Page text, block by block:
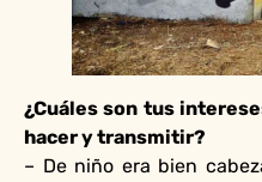
¿Cuáles son tus
hacer y transmitir?
– De niño era bien